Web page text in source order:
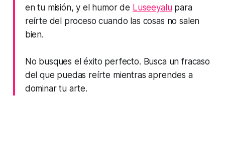
en tu misión, y el humor de Luseeyalupara
reírte del proceso cuando las cosas no salen
bien.
No busques el éxito perfecto. Busca un fracaso
del que puedas reírte mientras aprendes a
dominar tu arte.